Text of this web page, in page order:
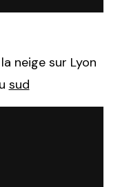
neige sur Lyon
sud